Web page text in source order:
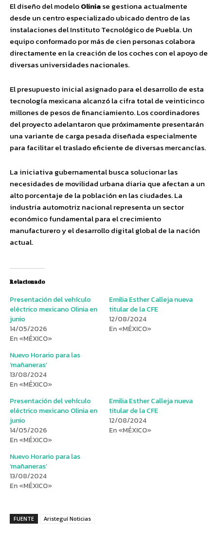
El diseño del modeloOliniase gestiona actualmente
desde un centro especializado ubicado dentro de las
instalaciones del Instituto Tecnológico de Puebla. Un
equipo conformado por más de cien personas colabora
directamente en la creación de los coches con el apoyo de
diversas universidades nacionales.
El presupuesto inicial asignado para el desarrollo de esta
tecnología mexicana alcanzó la cifra total de veinticinco
millones de pesos de financiamiento. Los coordinadores
del proyecto adelantaron que próximamente presentarán
una variante de carga pesada diseñada especialmente
para facilitar el traslado eficiente de diversas mercancías.
La iniciativa gubernamental busca solucionar las
necesidades de movilidad urbana diaria que afectan a un
alto porcentaje de la población en las ciudades. La
industria automotriz nacional representa un sector
económico fundamental para el crecimiento
manufacturero y el desarrollo digital global de la nación
actual.
Relacionado
Presentación del vehículo
eléctrico mexicano Olinia en
junio
14/05/2026
En «MÉXICO»
Emilia Esther Calleja nueva
titular de la CFE
12/08/2024
En «MÉXICO»
Nuevo Horario para las
‘mañaneras’
13/08/2024
En «MÉXICO»
Presentación del vehículo
eléctrico mexicano Olinia en
junio
14/05/2026
En «MÉXICO»
Emilia Esther Calleja nueva
titular de la CFE
12/08/2024
En «MÉXICO»
Nuevo Horario para las
‘mañaneras’
13/08/2024
En «MÉXICO»
FUENTE Aristeguí Noticias